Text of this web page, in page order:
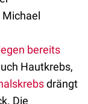
bereits
Hautkrebs,
drängt
Die